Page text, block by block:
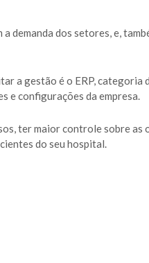
demanda dos setores, e,
a gestão é o ERP, categoria
e configurações da empresa.
ter maior controle sobre as
do seu hospital.